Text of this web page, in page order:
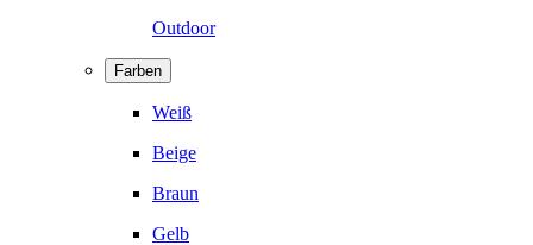
Outdoor
Farben
Weiß
Beige
Braun
Gelb